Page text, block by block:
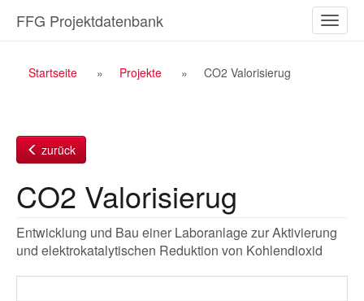
Inhalt
ein-/
FFG Projektdatenbank
Breadcrumb
Startseite Projekte CO2 Valorisierug
zurück
CO2 Valorisierug
Entwicklung und Bau einer Laboranlage zur Aktivierung
und elektrokatalytischen Reduktion von Kohlendioxid